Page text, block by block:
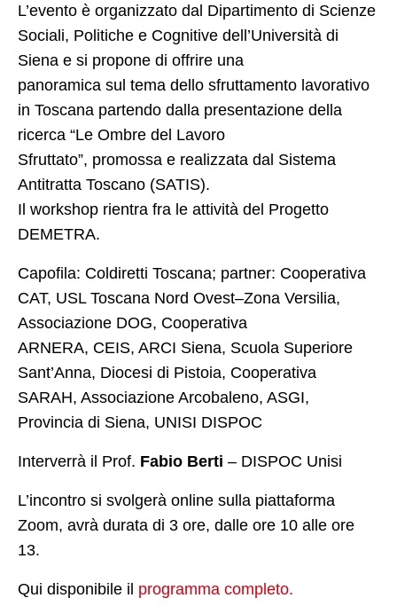
INTERNAZIONALE
PROGETTI e COLLABORAZIONI
Progetti in corso
Contrasto DGA
EU-EaSI Reticulate
FMPS RicreAzione
PO.T.E.R.O. Regione Toscana
Collaborazioni
Progetti conclusi
F.A.M.I. Demetra
F.A.M.I. SAMEDI
F.A.M.I. WE-ITA
Erasmus+ IHR
DIDATTICA
EVENTI e NEWS
L’evento è organizzato dal Dipartimento di Scienze
Sociali, Politiche e Cognitive dell’Università di
Siena e si propone di offrire una
panoramica sul tema dello sfruttamento lavorativo
in Toscana partendo dalla presentazione della
ricerca “Le Ombre del Lavoro
Sfruttato”, promossa e realizzata dal Sistema
Antitratta Toscano (SATIS).
Il workshop rientra fra le attività del Progetto
DEMETRA.
Capofila: Coldiretti Toscana; partner: Cooperativa
CAT, USL Toscana Nord Ovest–Zona Versilia,
Associazione DOG, Cooperativa
ARNERA, CEIS, ARCI Siena, Scuola Superiore
Sant’Anna, Diocesi di Pistoia, Cooperativa
SARAH, Associazione Arcobaleno, ASGI,
Provincia di Siena, UNISI DISPOC
Interverrà il Prof. Fabio Berti – DISPOC Unisi
L’incontro si svolgerà online sulla piattaforma
Zoom, avrà durata di 3 ore, dalle ore 10 alle ore
13.
Qui disponibile il programma completo.